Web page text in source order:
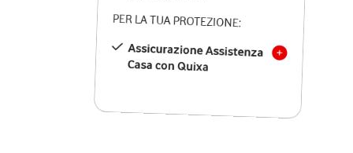
PER LA TUA PROTEZIONE:
Assicurazione Assistenza
Casa con Quixa